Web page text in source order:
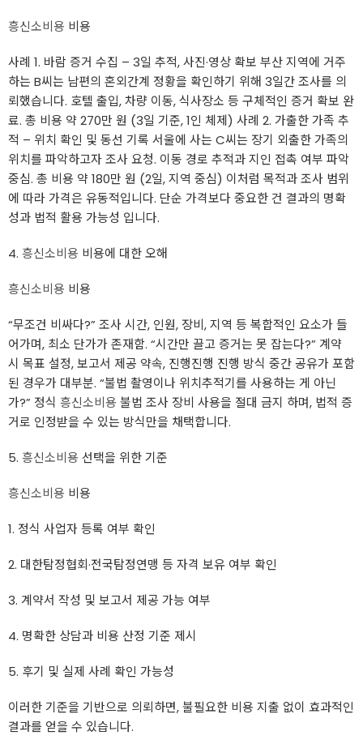
흥신소비용 비용
사례 1. 바람 증거 수집 – 3일 추적, 사진·영상 확보 부산 지역에 거주
하는 B씨는 남편의 혼외간계 정황을 확인하기 위해 3일간 조사를 의
뢰했습니다. 호텔 출입, 차량 이동, 식사장소 등 구체적인 증거 확보 완
료. 총 비용 약 270만 원 (3일 기준, 1인 체제) 사례 2. 가출한 가족 추
적 – 위치 확인 및 동선 기록 서울에 사는 C씨는 장기 외출한 가족의
위치를 파악하고자 조사 요청. 이동 경로 추적과 지인 접촉 여부 파악
중심. 총 비용 약 180만 원 (2일, 지역 중심) 이처럼 목적과 조사 범위
에 따라 가격은 유동적입니다. 단순 가격보다 중요한 건 결과의 명확
성과 법적 활용 가능성 입니다.
4. 흥신소비용 비용에 대한 오해
흥신소비용 비용
“무조건 비싸다?” 조사 시간, 인원, 장비, 지역 등 복합적인 요소가 들
어가며, 최소 단가가 존재함. “시간만 끌고 증거는 못 잡는다?” 계약
시 목표 설정, 보고서 제공 약속, 진행진행 진행 방식 중간 공유가 포함
된 경우가 대부분. “불법 촬영이나 위치추적기를 사용하는 게 아닌
가?” 정식 흥신소비용 불법 조사 장비 사용을 절대 금지 하며, 법적 증
거로 인정받을 수 있는 방식만을 채택합니다.
5. 흥신소비용 선택을 위한 기준
흥신소비용 비용
1. 정식 사업자 등록 여부 확인
2. 대한탐정협회·전국탐정연맹 등 자격 보유 여부 확인
3. 계약서 작성 및 보고서 제공 가능 여부
4. 명확한 상담과 비용 산정 기준 제시
5. 후기 및 실제 사례 확인 가능성
이러한 기준을 기반으로 의뢰하면, 불필요한 비용 지출 없이 효과적인
결과를 얻을 수 있습니다.